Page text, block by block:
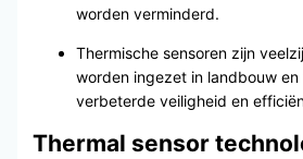
worden verminderd.
Thermische sensoren zijn
worden ingezet in landbouw
verbeterde veiligheid en
Thermal sensor